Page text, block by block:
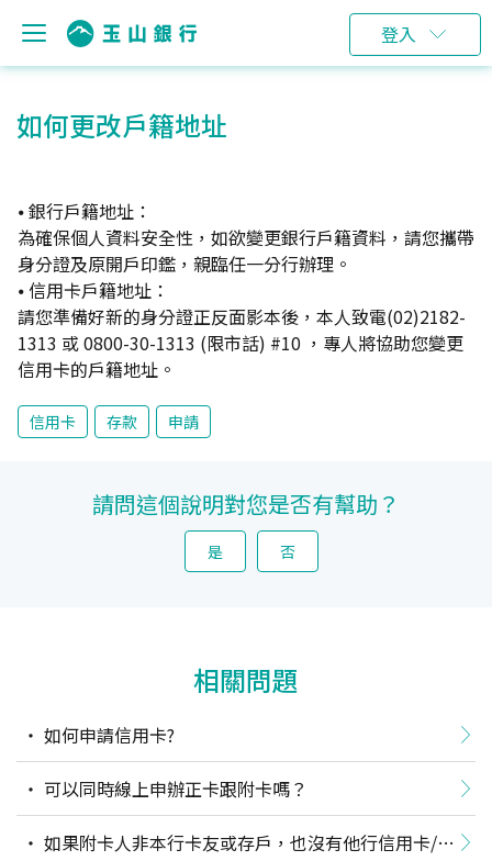
登入
如何更改戶籍地址
⦁ 銀行戶籍地址：
為確保個人資料安全性，如欲變更銀行戶籍資料，請您攜帶
身分證及原開戶印鑑，親臨任一分行辦理。
⦁ 信用卡戶籍地址：
請您準備好新的身分證正反面影本後，本人致電(02)2182-
1313 或 0800-30-1313 (限市話) #10 ，專人將協助您變更
信用卡的戶籍地址。
信用卡 存款 申請
請問這個說明對您是否有幫助？
是 否
相關問題
如何申請信用卡?
可以同時線上申辦正卡跟附卡嗎？